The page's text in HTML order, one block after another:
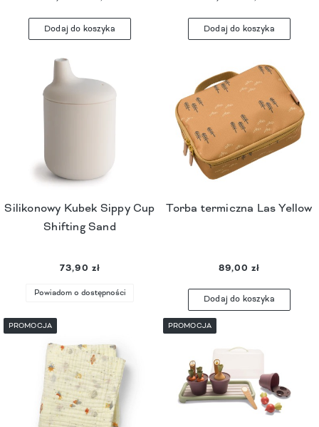
Dodaj do koszyka Dodaj do koszyka
Silikonowy Kubek Sippy Cup
Shifting Sand
73,90 zł
Powiadom o dostępności
Torba termiczna Las Yellow
89,00 zł
Dodaj do koszyka
PROMOCJA PROMOCJA